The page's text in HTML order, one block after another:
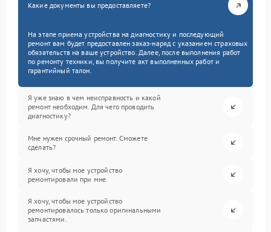
Какие документы вы предоставляете?
На этапе приема устройства на диагностику и последующий
ремонт вам будет предоставлен заказ-наряд с указанием страховых
обязательств на ваше устройство. Далее, после выполнения работ
по ремонту техники, вы получите акт выполненных работ и
гарантийный талон.
Я уже знаю в чем неисправность и какой
ремонт необходим. Для чего проводить
диагностику?
Мне нужен срочный ремонт. Сможете
сделать?
Я хочу, чтобы мое устройство
ремонтировали при мне.
Я хочу, чтобы мое устройство
ремонтировалось только оригинальными
запчастями.